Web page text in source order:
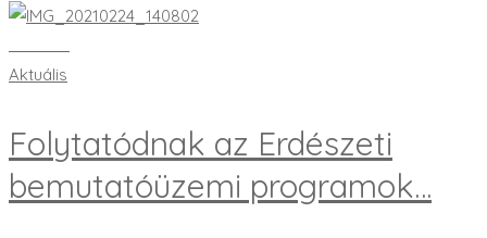
Aktuális
Folytatódnak az Erdészeti
bemutatóüzemi programok…